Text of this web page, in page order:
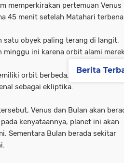
memperkirakan pertemuan Venus
45 menit setelah Matahari
satu obyek paling terang di langit,
minggu ini karena orbit alami
orbit berbeda, mereka
sebagai ekliptika.
Venus dan Bulan akan
kenyataannya, planet ini akan
Sementara Bulan berada sekitar
Berita